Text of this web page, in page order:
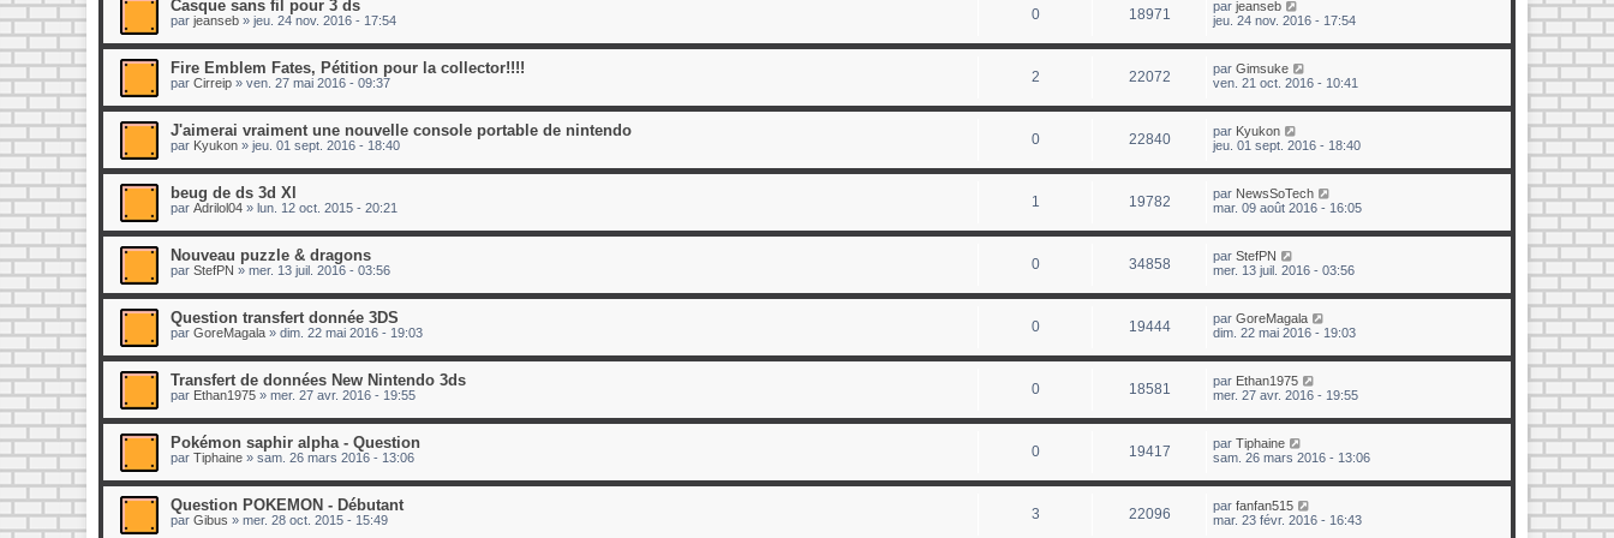
Casque sans fil pour 3 ds
par jeanseb » jeu. 24 nov. 2016 - 17:54 0 18971 par jeanseb
jeu. 24 nov. 2016 - 17:54
Fire Emblem Fates, Pétition pour la collector!!!!
par Cirreip » ven. 27 mai 2016 - 09:37 2 22072 par Gimsuke
ven. 21 oct. 2016 - 10:41
J'aimerai vraiment une nouvelle console portable de nintendo
par Kyukon » jeu. 01 sept. 2016 - 18:40 0 22840 par Kyukon
jeu. 01 sept. 2016 - 18:40
beug de ds 3d Xl
par Adrilol04 » lun. 12 oct. 2015 - 20:21 1 19782 par NewsSoTech
mar. 09 août 2016 - 16:05
Nouveau puzzle & dragons
par StefPN » mer. 13 juil. 2016 - 03:56 0 34858 par StefPN
mer. 13 juil. 2016 - 03:56
Question transfert donnée 3DS
par GoreMagala » dim. 22 mai 2016 - 19:03 0 19444 par GoreMagala
dim. 22 mai 2016 - 19:03
Transfert de données New Nintendo 3ds
par Ethan1975 » mer. 27 avr. 2016 - 19:55 0 18581 par Ethan1975
mer. 27 avr. 2016 - 19:55
Pokémon saphir alpha - Question
par Tiphaine » sam. 26 mars 2016 - 13:06 0 19417 par Tiphaine
sam. 26 mars 2016 - 13:06
Question POKEMON - Débutant
par Gibus » mer. 28 oct. 2015 - 15:49 3 22096 par fanfan515
mar. 23 févr. 2016 - 16:43